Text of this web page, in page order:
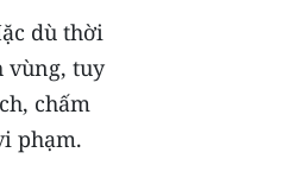
dù thời
vùng, tuy
chấm
phạm.